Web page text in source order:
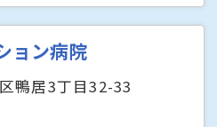
ョン病院
鴨居3丁目32-33